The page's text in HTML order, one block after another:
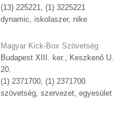
(13) 225221, (1) 3225221
dynamic, iskolaszer, nike
Magyar Kick-Box Szövetség
Budapest XIII. ker., Keszkenő U.
20.
(1) 2371700, (1) 2371700
szövetség, szervezet, egyesület